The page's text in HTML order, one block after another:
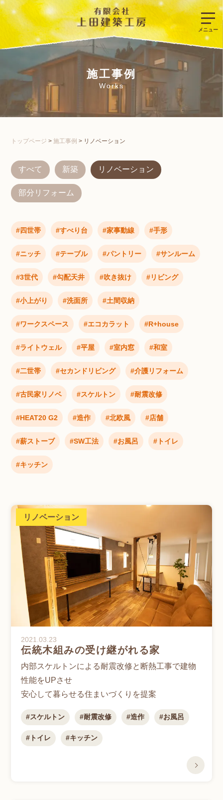
施工事例
Works
トップページ >施工事例 > リノベーション
すべて 新築 リノベーション
部分リフォーム
四世帯 すべり台 家事動線 手形
ニッチ テーブル パントリー サンルーム
3世代 勾配天井 吹き抜け リビング
小上がり 洗面所 土間収納
ワークスペース エコカラット R+house
ライトウェル 平屋 室内窓 和室
二世帯 セカンドリビング 介護リフォーム
古民家リノベ スケルトン 耐震改修
HEAT20 G2 造作 北欧風 店舗
薪ストーブ SW工法 お風呂 トイレ
キッチン
リノベーション
2021.03.23
伝統木組みの受け継がれる家
内部スケルトンによる耐震改修と断熱工事で建物
性能をUPさせ
安心して暮らせる住まいづくりを提案
スケルトン 耐震改修 造作 お風呂
トイレ キッチン